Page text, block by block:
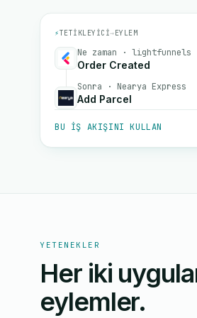
⚡TETIKLEYICI→EYLEM
Ne zaman · lightfunnels
Order Created
Sonra · Nearya Express
Add Parcel
BU IŞ AKIŞINI KULLAN
YETENEKLER
Her iki
eylemler.